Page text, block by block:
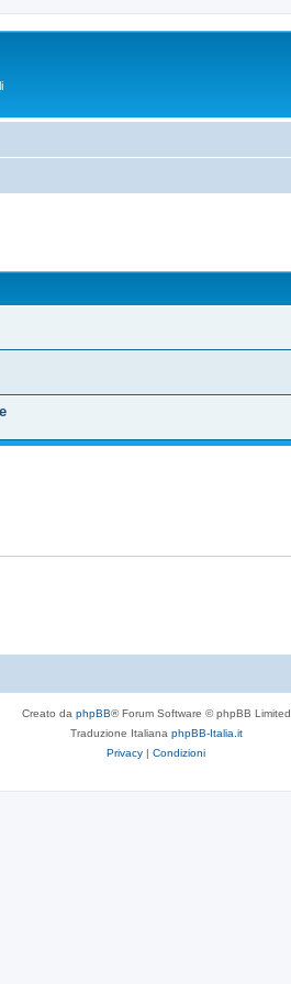
Creato da phpBB® Forum Software © phpBB Limited
Traduzione Italiana phpBB-Italia.it
Privacy | Condizioni